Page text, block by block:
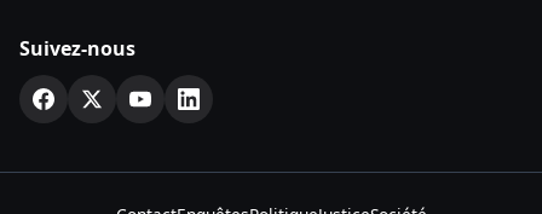
Suivez-nous